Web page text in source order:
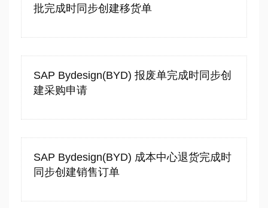
批完成时同步创建移货单
SAP Bydesign(BYD) 报废单完成时同步创
建采购申请
SAP Bydesign(BYD) 成本中心退货完成时
同步创建销售订单